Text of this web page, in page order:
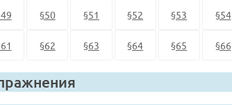
§50 §51 §52 §53 §54
§62 §63 §64 §65 §66